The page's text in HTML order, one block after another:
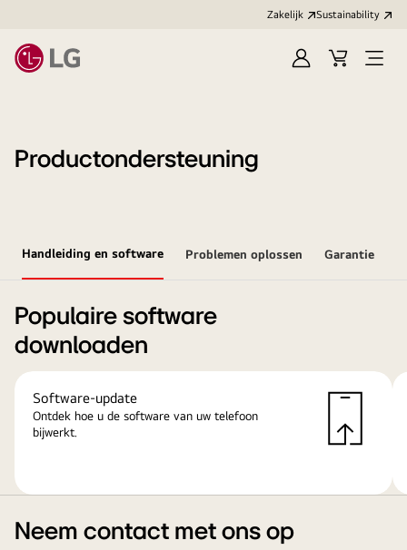
Zakelijk Sustainability
Aanmelden Open
Productondersteuning
Handleiding en software Problemen oplossen Garantie
Populaire software
downloaden
Software-update
Ontdek hoe u de software van uw telefoon
bijwerkt.
Neem contact met ons op